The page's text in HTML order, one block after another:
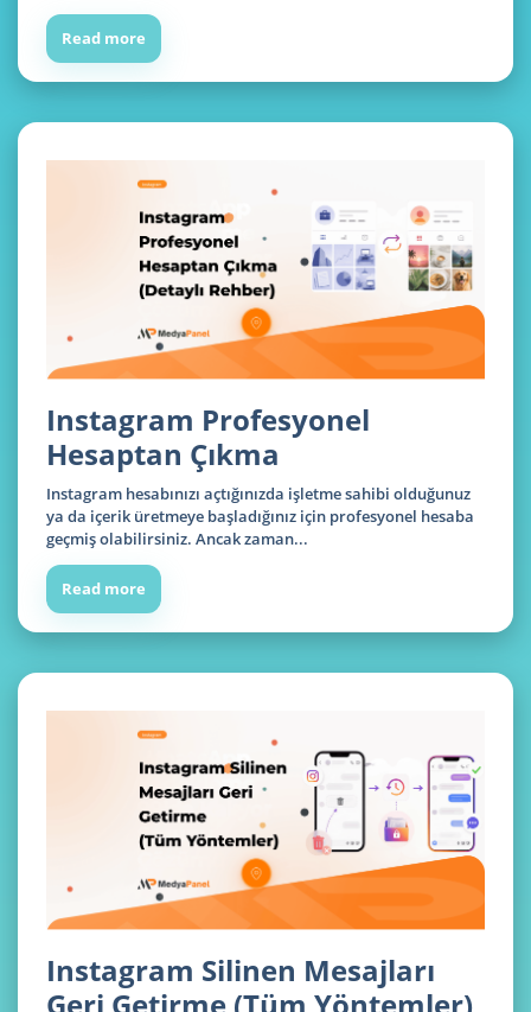
Read more
Instagram Profesyonel
Hesaptan Çıkma
Instagram hesabınızı açtığınızda işletme sahibi olduğunuz
ya da içerik üretmeye başladığınız için profesyonel hesaba
geçmiş olabilirsiniz. Ancak zaman...
Read more
Instagram Silinen Mesajları